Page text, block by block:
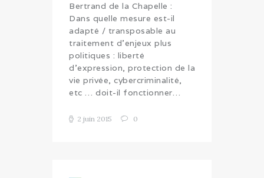
Bertrand de la Chapelle :
Dans quelle mesure est-il
adapté / transposable au
traitement d'enjeux plus
politiques : liberté
d'expression, protection de la
vie privée, cybercriminalité,
etc … doit-il fonctionner…
2 juin 2015 0